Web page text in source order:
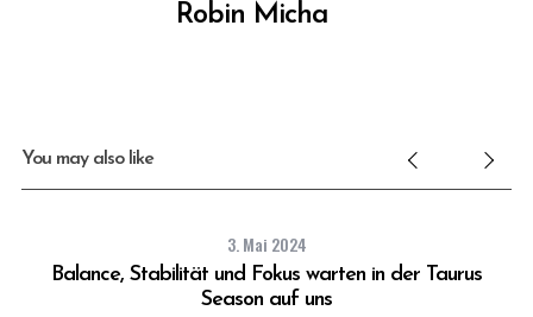
Robin Micha
You may also like
3. Mai 2024
Balance, Stabilität und Fokus warten in der Taurus
Season auf uns